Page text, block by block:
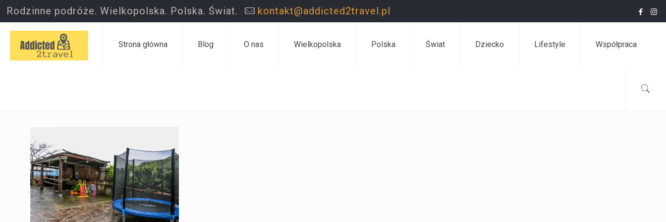
Rodzinne podróże. Wielkopolska. Polska. Świat. kontakt@addicted2travel.pl
Strona główna Blog O nas Wielkopolska Polska Świat Dziecko Lifestyle Współpraca